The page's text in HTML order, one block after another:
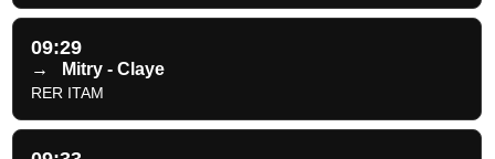
09:29
→ Mitry - Claye
RER ITAM